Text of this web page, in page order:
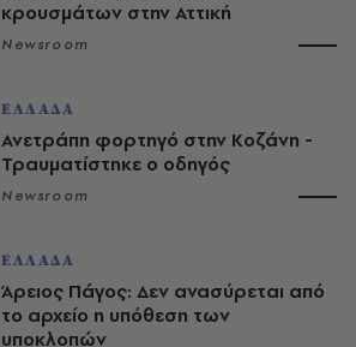
κρουσμάτων στην Αττική
Newsroom
ΕΛΛΑΔΑ
Ανετράπη φορτηγό στην Κοζάνη -
Τραυματίστηκε ο οδηγός
Newsroom
ΕΛΛΑΔΑ
Άρειος Πάγος: Δεν ανασύρεται από
το αρχείο η υπόθεση των
υποκλοπών